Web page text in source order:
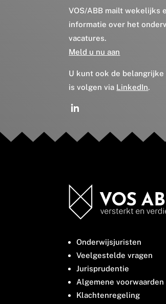
VOS/ABB mailt wekelijks
informatie over het
vacatures.
Meld u nu aan
U kunt ook de
is volgen via LinkedIn.
Onderwijsjuristen
Veelgestelde vragen
Jurisprudentie
Algemene voorwaarden
Klachtenregeling